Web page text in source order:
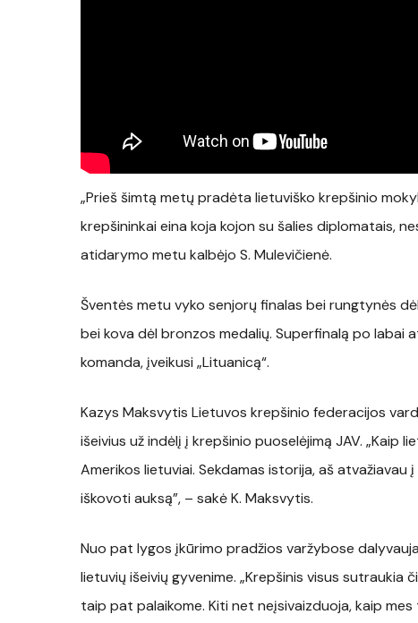
„Prieš šimtą metų pradėta lietuviško krepšinio
krepšininkai eina koja kojon su šalies diplomatais,
atidarymo metu kalbėjo S. Mulevičienė.
Šventės metu vyko senjorų finalas bei rungtynės
bei kova dėl bronzos medalių. Superfinalą po labai
komanda, įveikusi „Lituanicą“.
Kazys Maksvytis Lietuvos krepšinio federacijos
išeivius už indėlį į krepšinio puoselėjimą JAV. „Kaip
Amerikos lietuviai. Sekdamas istorija, aš
iškovoti auksą”, – sakė K. Maksvytis.
Nuo pat lygos įkūrimo pradžios varžybose
lietuvių išeivių gyvenime. „Krepšinis visus
taip pat palaikome. Kiti net neįsivaizduoja, kaip mes